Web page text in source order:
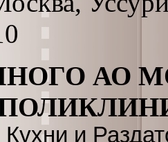
АО
и